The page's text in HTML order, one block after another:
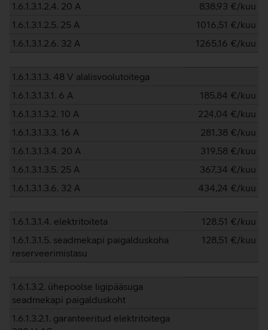
1.6.1.3.1.2.4. 20 A
838,93 €/kuu
1.6.1.3.1.2.5. 25 A
1016,51 €/kuu
1.6.1.3.1.2.6. 32 A
1265,16 €/kuu
1.6.1.3.1.3. 48 V alalisvoolutoitega
1.6.1.3.1.3.1. 6 A
185,84 €/kuu
1.6.1.3.1.3.2. 10 A
224,04 €/kuu
1.6.1.3.1.3.3. 16 A
281,38 €/kuu
1.6.1.3.1.3.4. 20 A
319,58 €/kuu
1.6.1.3.1.3.5. 25 A
367,34 €/kuu
1.6.1.3.1.3.6. 32 A
434,24 €/kuu
1.6.1.3.1.4. elektritoiteta 128,51 €/kuu
1.6.1.3.1.5. seadmekapi paigalduskoha
reserveerimistasu
128,51 €/kuu
1.6.1.3.2. ühepoolse ligipääsuga
seadmekapi paigalduskoht
1.6.1.3.2.1. garanteeritud elektritoitega